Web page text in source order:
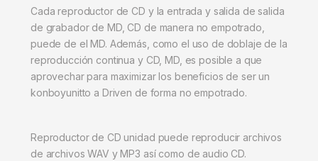
Cada reproductor de CD y la entrada y salida de salida
de grabador de MD, CD de manera no empotrado,
puede de el MD. Además, como el uso de doblaje de la
reproducción continua y CD, MD, es posible a que
aprovechar para maximizar los beneficios de ser un
konboyunitto a Driven de forma no empotrado.
Reproductor de CD unidad puede reproducir archivos
de archivos WAV y MP3 así como de audio CD.